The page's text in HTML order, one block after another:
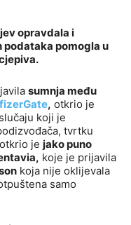
opravdala i
pomogla u
sumnja među
, otkrio je
koji je
tvrtku
je jako puno
koje je prijavila
koja nije oklijevala
samo